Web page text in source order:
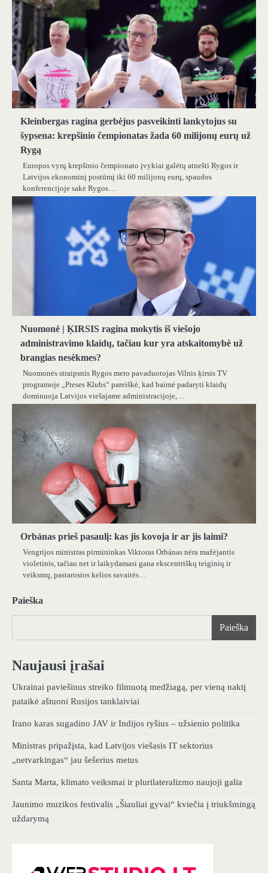
Kleinbergas ragina gerbėjus pasveikinti lankytojus su
šypsena: krepšinio čempionatas žada 60 milijonų eurų už
Rygą
Europos vyrų krepšinio čempionato įvykiai galėtų atnešti Rygos ir
Latvijos ekonominį postūmį iki 60 milijonų eurų, spaudos
konferencijoje sakė Rygos…
Nuomonė | ĶIRSIS ragina mokytis iš viešojo
administravimo klaidų, tačiau kur yra atskaitomybė už
brangias nesėkmes?
Nuomonės straipsnis Rygos mero pavaduotojas Vilnis ķirsis TV
programoje „Preses Klubs“ pareiškė, kad baimė padaryti klaidų
dominuoja Latvijos viešajame administracijoje,…
Orbánas prieš pasaulį: kas jis kovoja ir ar jis laimi?
Vengrijos ministras pirmininkas Viktoras Orbánas nėra mažėjantis
violetinis, tačiau net ir laikydamasi gana ekscentriškų teiginių ir
veiksmų, pastarosios kelios savaitės…
Paieška
Paieška
Naujausi įrašai
Ukrainai paviešinus streiko filmuotą medžiagą, per vieną naktį
pataikė aštuoni Rusijos tanklaiviai
Irano karas sugadino JAV ir Indijos ryšius – užsienio politika
Ministras pripažįsta, kad Latvijos viešasis IT sektorius
„netvarkingas“ jau šešerius metus
Santa Marta, klimato veiksmai ir plurilateralizmo naujoji galia
Jaunimo muzikos festivalis „Šiauliai gyvai“ kviečia į triukšmingą
uždarymą